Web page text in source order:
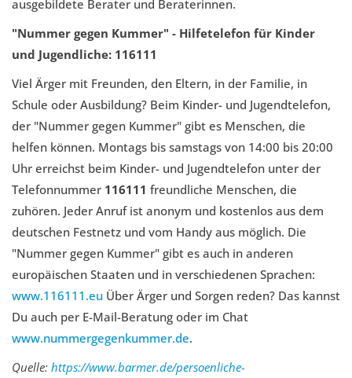
ausgebildete Berater und Beraterinnen.
"Nummer gegen Kummer" - Hilfetelefon für Kinder
und Jugendliche: 116111
Viel Ärger mit Freunden, den Eltern, in der Familie, in
Schule oder Ausbildung? Beim Kinder- und Jugendtelefon,
der "Nummer gegen Kummer" gibt es Menschen, die
helfen können. Montags bis samstags von 14:00 bis 20:00
Uhr erreichst beim Kinder- und Jugendtelefon unter der
Telefonnummer 116111 freundliche Menschen, die
zuhören. Jeder Anruf ist anonym und kostenlos aus dem
deutschen Festnetz und vom Handy aus möglich. Die
"Nummer gegen Kummer" gibt es auch in anderen
europäischen Staaten und in verschiedenen Sprachen:
www.116111.eu Über Ärger und Sorgen reden? Das kannst
Du auch per E-Mail-Beratung oder im Chat
www.nummergegenkummer.de.
Quelle: https://www.barmer.de/persoenliche-